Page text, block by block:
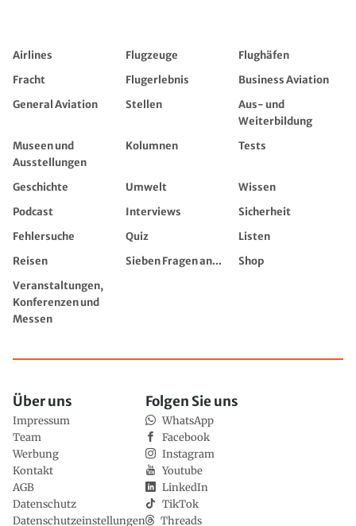
Airlines Flugzeuge
Flughäfen
Fracht
Flugerlebnis
Business Aviation
General Aviation
Stellen
Aus- und
Weiterbildung
Museen und
Ausstellungen
Kolumnen Tests
Geschichte Umwelt
Wissen
Podcast
Interviews
Sicherheit
Fehlersuche
Quiz
Listen
Reisen
Sieben Fragen an...
Shop
Veranstaltungen,
Konferenzen und
Messen
Über uns
Impressum
Team
Werbung
Kontakt
AGB
Datenschutz
Datenschutzeinstellungen
Folgen Sie uns
WhatsApp
Facebook
Instagram
Youtube
LinkedIn
TikTok
Threads